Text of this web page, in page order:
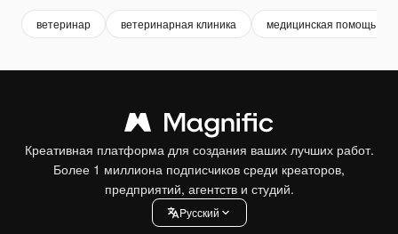
ветеринар ветеринарная клиника медицинская помощь
Креативная платформа для создания ваших лучших работ.
Более 1 миллиона подписчиков среди креаторов,
предприятий, агентств и студий.
Pусский